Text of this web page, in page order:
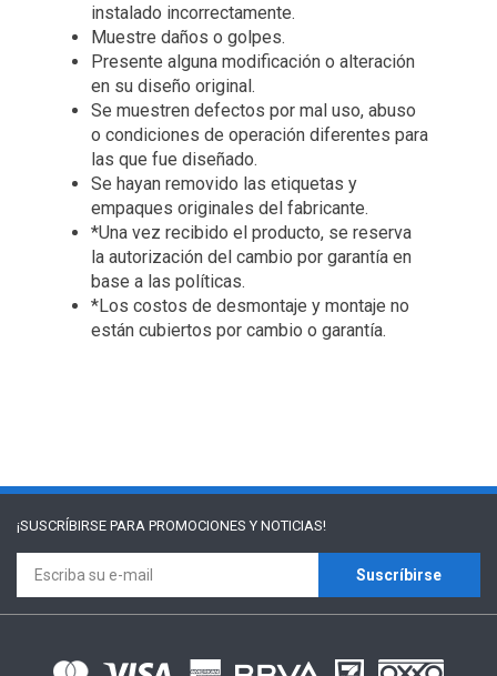
instalado incorrectamente.
Muestre daños o golpes.
Presente alguna modificación o alteración
en su diseño original.
Se muestren defectos por mal uso, abuso
o condiciones de operación diferentes para
las que fue diseñado.
Se hayan removido las etiquetas y
empaques originales del fabricante.
*Una vez recibido el producto, se reserva
la autorización del cambio por garantía en
base a las políticas.
*Los costos de desmontaje y montaje no
están cubiertos por cambio o garantía.
¡SUSCRÍBIRSE PARA PROMOCIONES Y NOTICIAS!
Suscríbirse